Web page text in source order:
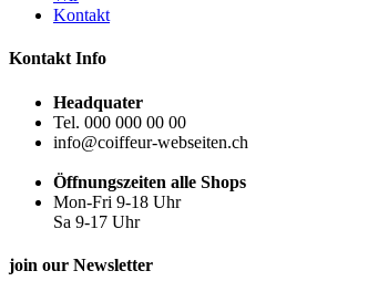
Kontakt
Kontakt Info
Headquater
Tel. 000 000 00 00
info@coiffeur-webseiten.ch
Öffnungszeiten alle Shops
Mon-Fri 9-18 Uhr
Sa 9-17 Uhr
join our Newsletter